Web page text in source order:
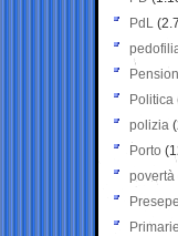
PdL
Politica
polizia
Porto
povertà
Presepe
Primarie